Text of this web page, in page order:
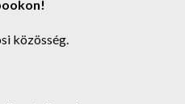
közösség.